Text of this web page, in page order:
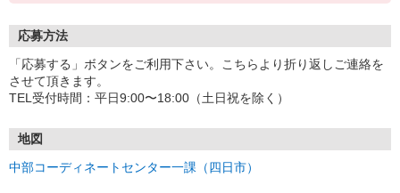
応募方法
「応募する」ボタンをご利用下さい。こちらより折り返しご連絡を
させて頂きます。
TEL受付時間：平日9:00〜18:00（土日祝を除く）
地図
中部コーディネートセンター一課（四日市）